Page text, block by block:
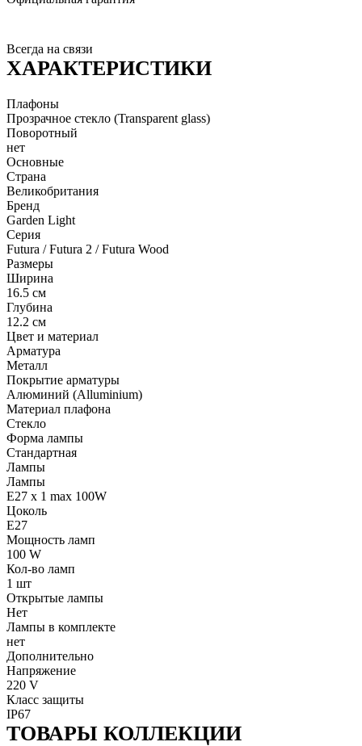
Всегда на связи
ХАРАКТЕРИСТИКИ
Плафоны
Прозрачное стекло (Transparent glass)
Поворотный
нет
Основные
Страна
Великобритания
Бренд
Garden Light
Серия
Futura / Futura 2 / Futura Wood
Размеры
Ширина
16.5 см
Глубина
12.2 см
Цвет и материал
Арматура
Металл
Покрытие арматуры
Алюминий (Alluminium)
Материал плафона
Стекло
Форма лампы
Стандартная
Лампы
Лампы
E27 x 1 max 100W
Цоколь
E27
Мощность ламп
100 W
Кол-во ламп
1 шт
Открытые лампы
Нет
Лампы в комплекте
нет
Дополнительно
Напряжение
220 V
Класс защиты
IP67
ТОВАРЫ КОЛЛЕКЦИИ